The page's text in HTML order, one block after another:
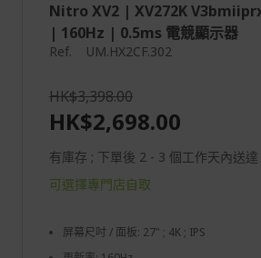
Nitro XV2 | XV272K
| 160Hz | 0.5ms 電競顯示器
Ref. UM.HX2CF.302
HK$3,398.00
HK$2,698.00
有庫存 ; 下單後 2 - 3 個工作天內送達
可選擇專門店自取
屏幕尺吋 / 面板: 27" ; 4K ; IPS